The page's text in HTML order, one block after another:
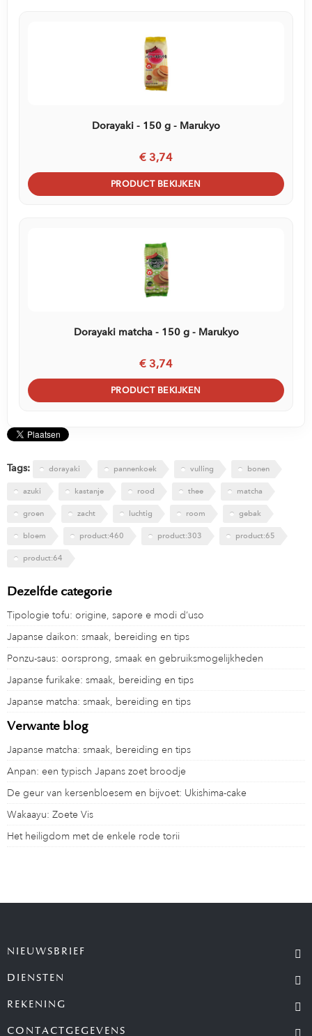
Dorayaki - 150 g - Marukyo
€ 3,74
PRODUCT BEKIJKEN
Dorayaki matcha - 150 g - Marukyo
€ 3,74
PRODUCT BEKIJKEN
Tags: dorayaki pannenkoek vulling bonen
azuki kastanje rood thee matcha
groen zacht luchtig room gebak
bloem product:460 product:303 product:65
product:64
Dezelfde categorie
Tipologie tofu: origine, sapore e modi d’uso
Japanse daikon: smaak, bereiding en tips
Ponzu-saus: oorsprong, smaak en gebruiksmogelijkheden
Japanse furikake: smaak, bereiding en tips
Japanse matcha: smaak, bereiding en tips
Verwante blog
Japanse matcha: smaak, bereiding en tips
Anpan: een typisch Japans zoet broodje
De geur van kersenbloesem en bijvoet: Ukishima-cake
Wakaayu: Zoete Vis
Het heiligdom met de enkele rode torii
NIEUWSBRIEF
DIENSTEN
REKENING
CONTACTGEGEVENS